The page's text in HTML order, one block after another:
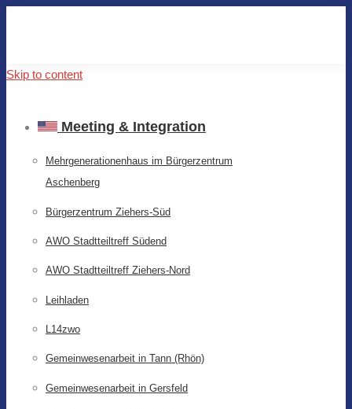
Skip to content
Meeting & Integration
Mehrgenerationenhaus im Bürgerzentrum
Aschenberg
Bürgerzentrum Ziehers-Süd
AWO Stadtteiltreff Südend
AWO Stadtteiltreff Ziehers-Nord
Leihladen
L14zwo
Gemeinwesenarbeit in Tann (Rhön)
Gemeinwesenarbeit in Gersfeld